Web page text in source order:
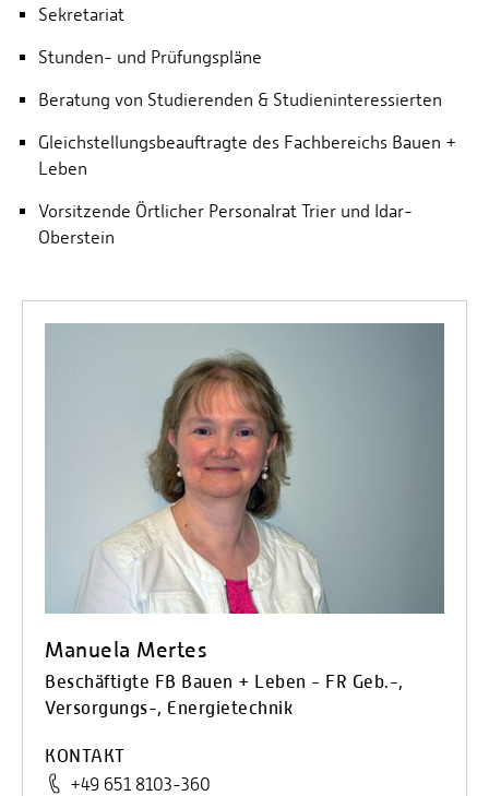
SARAH RIEFER
MICHAEL ROHLEDER, DIPL.-ING. (FH)
ANDREAS SCHIEWE
Sekretariat
Stunden- und Prüfungspläne
Beratung von Studierenden & Studieninteressierten
Gleichstellungsbeauftragte des Fachbereichs Bauen +
Leben
Vorsitzende Örtlicher Personalrat Trier und Idar-
Oberstein
Manuela Mertes
Beschäftigte FB Bauen + Leben - FR Geb.-,
Versorgungs-, Energietechnik
KONTAKT
+49 651 8103-360